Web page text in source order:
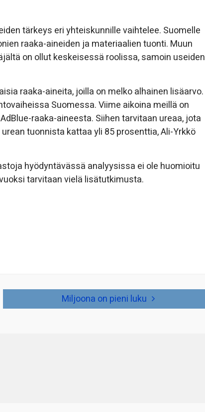
tärkeys eri yhteiskunnille vaihtelee. Suomelle
raaka-aineiden ja materiaalien tuonti. Muun
on ollut keskeisessä roolissa, samoin useiden
raaka-aineita, joilla on melko alhainen lisäarvo.
Suomessa. Viime aikoina meillä on
raaka-aineesta. Siihen tarvitaan ureaa, jota
tuonnista kattaa yli 85 prosenttia, Ali-Yrkkö
hyödyntävässä analyysissa ei ole huomioitu
tarvitaan vielä lisätutkimusta.
Miljoona on pieni luku